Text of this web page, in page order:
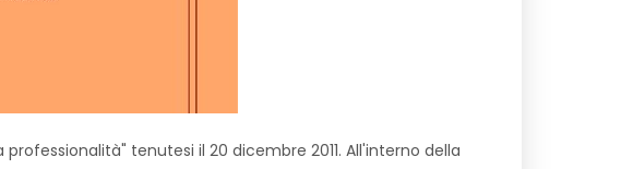
tenutesi il 20 dicembre 2011. All'interno della